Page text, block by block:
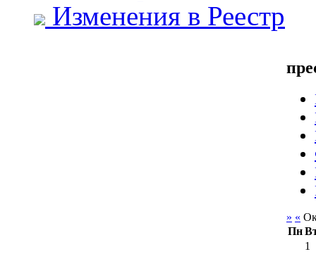
Изменения в Реестр
» «
Пн
1